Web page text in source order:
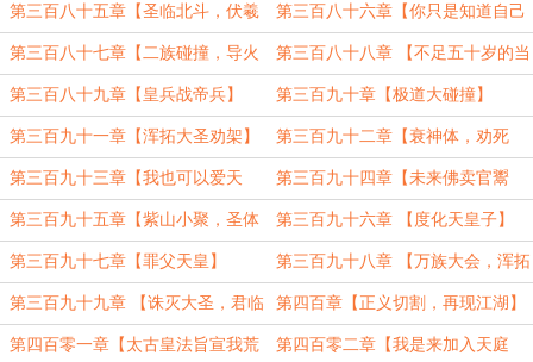
壁垒】 终】
第三百八十五章【圣临北斗，伏羲
龙碑】
第三百八十六章【你只是知道自己
要死了】
第三百八十七章【二族碰撞，导火
索林仙】
第三百八十八章 【不足五十岁的当
世圣人】（4000）
第三百八十九章【皇兵战帝兵】
(4600)
第三百九十章【极道大碰撞】
第三百九十一章【浑拓大圣劝架】 第三百九十二章【衰神体，劝死
仙】
第三百九十三章【我也可以爱天
庭】
第三百九十四章【未来佛卖官鬻
爵】
第三百九十五章【紫山小聚，圣体
道胎】
第三百九十六章 【度化天皇子】
第三百九十七章【罪父天皇】 第三百九十八章 【万族大会，浑拓
再劝】
第三百九十九章 【诛灭大圣，君临
天下】
第四百章【正义切割，再现江湖】
第四百零一章【太古皇法旨宣我荒 第四百零二章【我是来加入天庭